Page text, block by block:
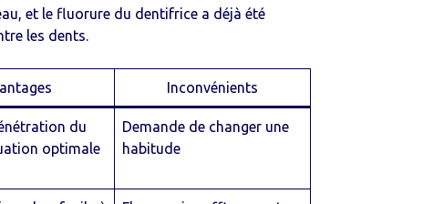
et le fluorure du dentifrice a déjà été
les dents.
Inconvénients
du
optimale
Demande de changer une
habitude